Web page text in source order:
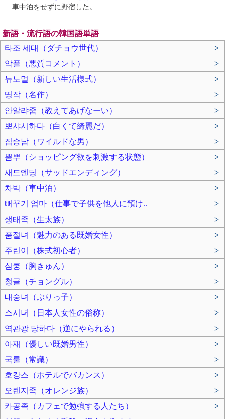
車中泊をせずに野宿した。
新語・流行語の韓国語単語
타조 세대（ダチョウ世代）
>
악플（悪質コメント）
>
뉴노멀（新しい生活様式）
>
띵작（名作）
>
안알랴줌（教えてあげなーい）
>
뽀샤시하다（白くて綺麗だ）
>
짐승남（ワイルドな男）
>
뽐뿌（ショッピング欲を刺激する状態）
>
새드엔딩（サッドエンディング）
>
차박（車中泊）
>
뻐꾸기 엄마（仕事で子供を他人に預け..
>
생태족（生太族）
>
품절녀（魅力のある既婚女性）
>
주린이（株式初心者）
>
심쿵（胸きゅん）
>
청글（チョングル）
>
내숭녀（ぶりっ子）
>
스시녀（日本人女性の俗称）
>
역관광 당하다（逆にやられる）
>
아재（優しい既婚男性）
>
국룰（常識）
>
호캉스（ホテルでバカンス）
>
오렌지족（オレンジ族）
>
카공족（カフェで勉強する人たち）
>